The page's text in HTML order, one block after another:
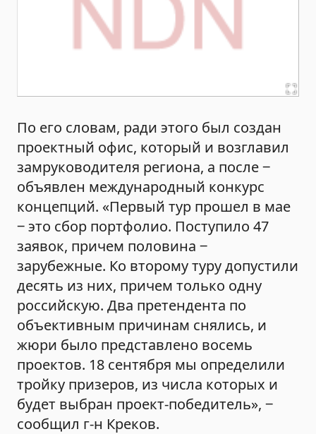
По его словам, ради этого был создан
проектный офис, который и возглавил
замруководителя региона, а после ‒
объявлен международный конкурс
концепций. «Первый тур прошел в мае
‒ это сбор портфолио. Поступило 47
заявок, причем половина ‒
зарубежные. Ко второму туру допустили
десять из них, причем только одну
российскую. Два претендента по
объективным причинам снялись, и
жюри было представлено восемь
проектов. 18 сентября мы определили
тройку призеров, из числа которых и
будет выбран проект-победитель», ‒
сообщил г-н Креков.